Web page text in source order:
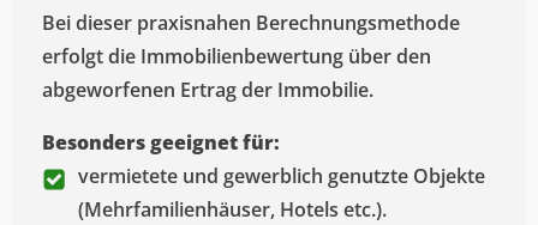
Bei dieser praxisnahen Berechnungsmethode
erfolgt die Immobilienbewertung über den
abgeworfenen Ertrag der Immobilie.
Besonders geeignet für:
vermietete und gewerblich genutzte Objekte
(Mehrfamilienhäuser, Hotels etc.).